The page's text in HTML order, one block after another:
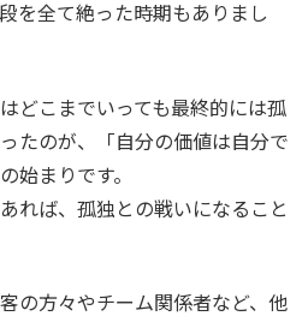
を全て絶った時期もありまし
どこまでいっても最終的には孤
たのが、「自分の価値は自分で
始まりです。
れば、孤独との戦いになること
の方々やチーム関係者など、他